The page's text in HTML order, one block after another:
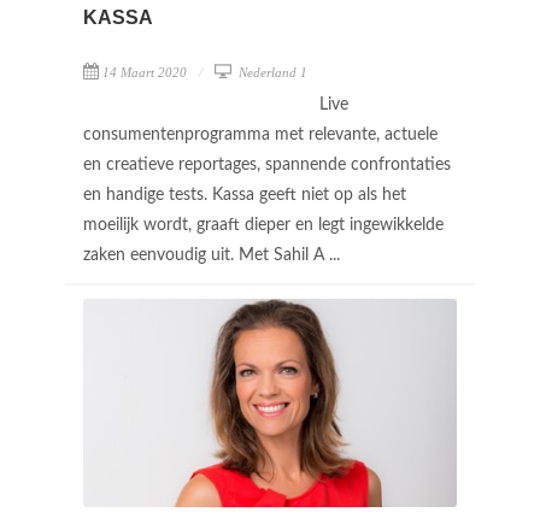
KASSA
14 Maart 2020 Nederland 1
Live
consumentenprogramma met relevante, actuele
en creatieve reportages, spannende confrontaties
en handige tests. Kassa geeft niet op als het
moeilijk wordt, graaft dieper en legt ingewikkelde
zaken eenvoudig uit. Met Sahil A ...